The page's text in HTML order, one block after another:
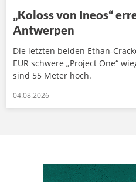
„Koloss von Ineos“
Antwerpen
Die letzten beiden Ethan-
EUR schwere „Project One“
sind 55 Meter hoch.
04.08.2026